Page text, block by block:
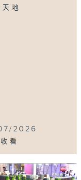
地
2026
收看